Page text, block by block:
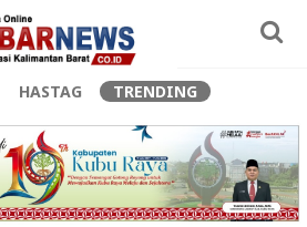
HASTAG TRENDING